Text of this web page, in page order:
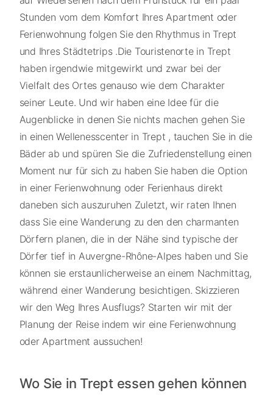
Stunden vom dem Komfort Ihres Apartment oder
Ferienwohnung folgen Sie den Rhythmus in Trept
und Ihres Städtetrips .Die Touristenorte in Trept
haben irgendwie mitgewirkt und zwar bei der
Vielfalt des Ortes genauso wie dem Charakter
seiner Leute. Und wir haben eine Idee für die
Augenblicke in denen Sie nichts machen gehen Sie
in einen Wellenesscenter in Trept , tauchen Sie in die
Bäder ab und spüren Sie die Zufriedenstellung einen
Moment nur für sich zu haben Sie haben die Option
in einer Ferienwohnung oder Ferienhaus direkt
daneben sich auszuruhen Zuletzt, wir raten Ihnen
dass Sie eine Wanderung zu den den charmanten
Dörfern planen, die in der Nähe sind typische der
Dörfer tief in Auvergne-Rhône-Alpes haben und Sie
können sie erstaunlicherweise an einem Nachmittag,
während einer Wanderung besichtigen. Skizzieren
wir den Weg Ihres Ausflugs? Starten wir mit der
Planung der Reise indem wir eine Ferienwohnung
oder Apartment aussuchen!
Wo Sie in Trept essen gehen können